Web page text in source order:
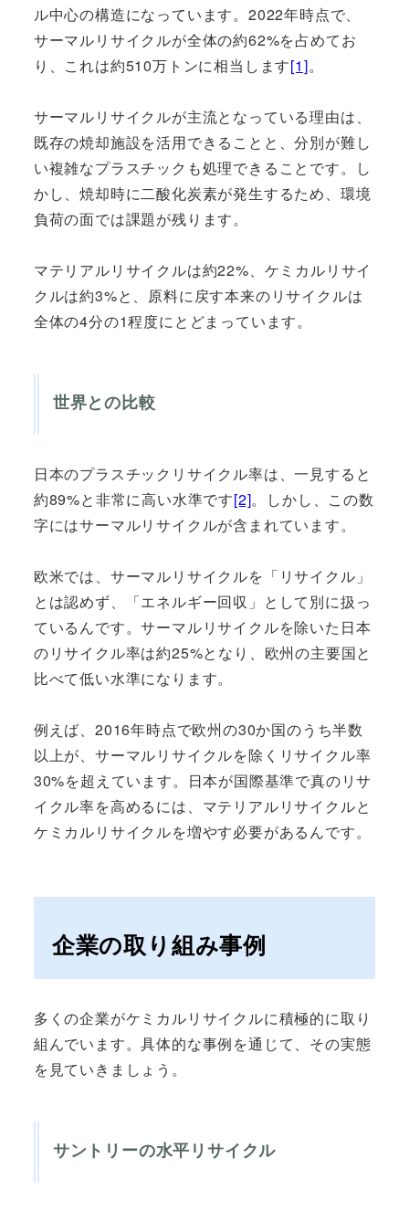
ル中心の構造になっています。2022年時点で、
サーマルリサイクルが全体の約62%を占めてお
り、これは約510万トンに相当します[1]。
サーマルリサイクルが主流となっている理由は、
既存の焼却施設を活用できることと、分別が難し
い複雑なプラスチックも処理できることです。し
かし、焼却時に二酸化炭素が発生するため、環境
負荷の面では課題が残ります。
マテリアルリサイクルは約22%、ケミカルリサイ
クルは約3%と、原料に戻す本来のリサイクルは
全体の4分の1程度にとどまっています。
世界との比較
日本のプラスチックリサイクル率は、一見すると
約89%と非常に高い水準です[2]。しかし、この数
字にはサーマルリサイクルが含まれています。
欧米では、サーマルリサイクルを「リサイクル」
とは認めず、「エネルギー回収」として別に扱っ
ているんです。サーマルリサイクルを除いた日本
のリサイクル率は約25%となり、欧州の主要国と
比べて低い水準になります。
例えば、2016年時点で欧州の30か国のうち半数
以上が、サーマルリサイクルを除くリサイクル率
30%を超えています。日本が国際基準で真のリサ
イクル率を高めるには、マテリアルリサイクルと
ケミカルリサイクルを増やす必要があるんです。
企業の取り組み事例
多くの企業がケミカルリサイクルに積極的に取り
組んでいます。具体的な事例を通じて、その実態
を見ていきましょう。
サントリーの水平リサイクル